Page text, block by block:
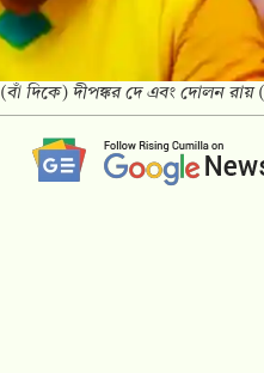
(বাঁ দিকে) দীপঙ্কর দে এবং দোলন